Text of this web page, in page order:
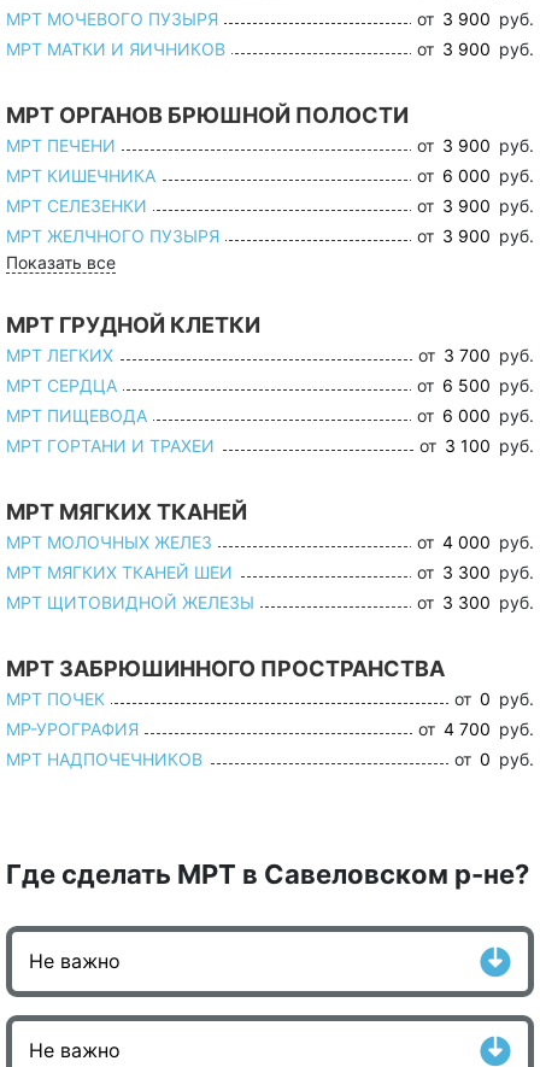
МРТ МОЧЕВОГО ПУЗЫРЯ
от 3 900 руб.
МРТ МАТКИ И ЯИЧНИКОВ
от 3 900 руб.
МРТ ОРГАНОВ БРЮШНОЙ ПОЛОСТИ
МРТ ПЕЧЕНИ от 3 900 руб.
МРТ КИШЕЧНИКА
от 6 000 руб.
МРТ СЕЛЕЗЕНКИ
от 3 900 руб.
МРТ ЖЕЛЧНОГО ПУЗЫРЯ
от 3 900 руб.
Показать все
МРТ ГРУДНОЙ КЛЕТКИ
МРТ ЛЕГКИХ от 3 700 руб.
МРТ СЕРДЦА
от 6 500 руб.
МРТ ПИЩЕВОДА
от 6 000 руб.
МРТ ГОРТАНИ И ТРАХЕИ
от 3 100 руб.
МРТ МЯГКИХ ТКАНЕЙ
МРТ МОЛОЧНЫХ ЖЕЛЕЗ от 4 000 руб.
МРТ МЯГКИХ ТКАНЕЙ ШЕИ
от 3 300 руб.
МРТ ЩИТОВИДНОЙ ЖЕЛЕЗЫ
от 3 300 руб.
МРТ ЗАБРЮШИННОГО ПРОСТРАНСТВА
МРТ ПОЧЕК от 0 руб.
МР-УРОГРАФИЯ
от 4 700 руб.
МРТ НАДПОЧЕЧНИКОВ
от 0 руб.
Где сделать МРТ в Савеловском р-не?